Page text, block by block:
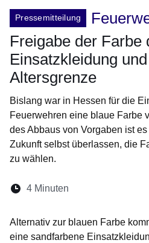
Pressemitteilung
Freigabe der Farbe
Einsatzkleidung
Altersgrenze
Bislang war in Hessen für die
Feuerwehren eine blaue Farbe
des Abbaus von Vorgaben ist
Zukunft selbst überlassen, die
zu wählen.
Lesedauer:
4 Minuten
Alternativ zur blauen Farbe
eine sandfarbene